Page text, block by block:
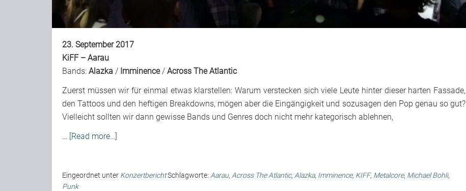
23. September 2017
KiFF – Aarau
Bands: Alazka / Imminence/ Across The Atlantic
Zuerst müssen wir für einmal etwas klarstellen: Warum verstecken sich viele Leute hinter dieser harten Fassade,
den Tattoos und den heftigen Breakdowns, mögen aber die Eingängigkeit und sozusagen den Pop genau so gut?
Vielleicht sollten wir dann gewisse Bands und Genres doch nicht mehr kategorisch ablehnen,
… [Read more…]
Eingeordnet unter KonzertberichtSchlagworte: Aarau, Across The Atlantic, Alazka, Imminence, KIFF, Metalcore, Michael Bohli,
Punk